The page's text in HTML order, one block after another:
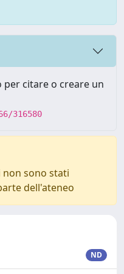
citare o creare un
316580
non sono stati
dell'ateneo
ND